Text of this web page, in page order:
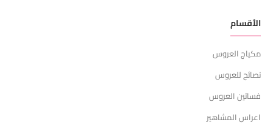
الأقسام
مكياج العروس
نصائح للعروس
فساتين العروس
اعراس المشاهير